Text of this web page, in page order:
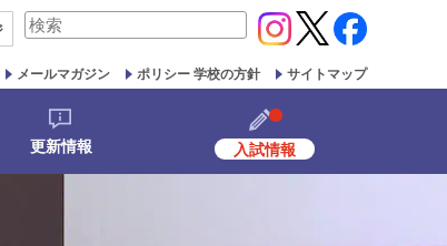
検
対
象:
メールマガジン ポリシー 学校の方針 サイトマップ
更新情報 入試情報